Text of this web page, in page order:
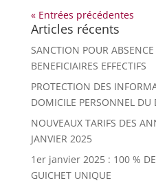
« Entrées précédentes
Articles récents
SANCTION POUR
BENEFICIAIRES EFFECTIFS
PROTECTION DES
DOMICILE PERSONNEL DU
NOUVEAUX TARIFS DES
JANVIER 2025
1er janvier 2025 : 100 %
GUICHET UNIQUE